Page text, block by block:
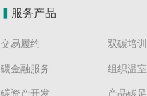
服务产品
交易履约
碳金融服务
碳资产开发
双碳培训
组织温
产品碳